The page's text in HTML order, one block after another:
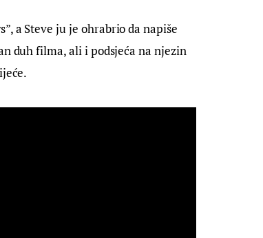
a Steve ju je ohrabrio da napiše
duh filma, ali i podsjeća na njezin